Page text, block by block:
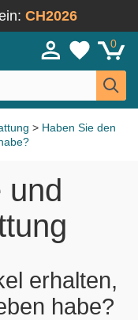
CH2026
0
> Haben Sie den
und
erhalten,
habe?